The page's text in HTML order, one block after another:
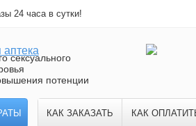
24 часа в сутки!
сексуального
потенции
КАК ЗАКАЗАТЬ КАК